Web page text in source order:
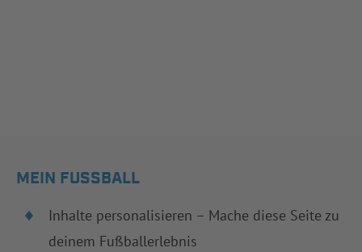
MEIN FUSSBALL
Inhalte personalisieren – Mache diese Seite zu
deinem Fußballerlebnis